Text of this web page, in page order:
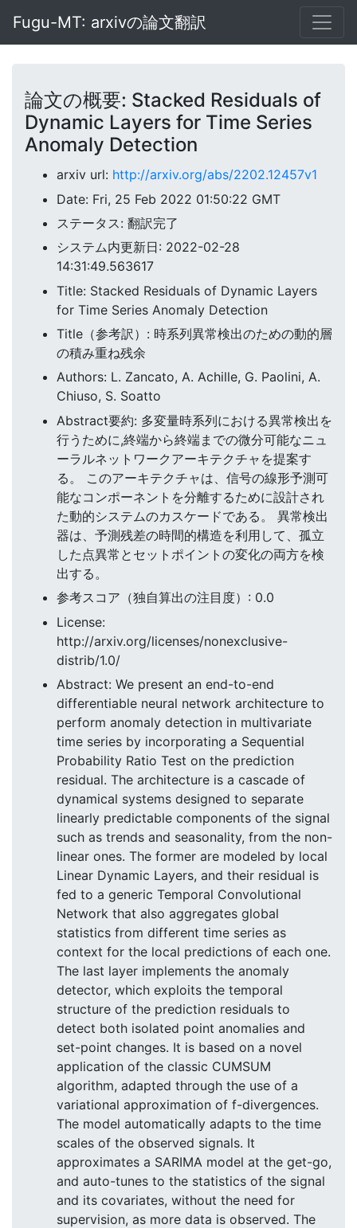
Fugu-MT: arxivの論文翻訳
論文の概要: Stacked Residuals of
Dynamic Layers for Time Series
Anomaly Detection
arxiv url: http://arxiv.org/abs/2202.12457v1
Date: Fri, 25 Feb 2022 01:50:22 GMT
ステータス: 翻訳完了
システム内更新日: 2022-02-28
14:31:49.563617
Title: Stacked Residuals of Dynamic Layers
for Time Series Anomaly Detection
Title（参考訳）: 時系列異常検出のための動的層
の積み重ね残余
Authors: L. Zancato, A. Achille, G. Paolini, A.
Chiuso, S. Soatto
Abstract要約: 多変量時系列における異常検出を
行うために,終端から終端までの微分可能なニュ
ーラルネットワークアーキテクチャを提案す
る。 このアーキテクチャは、信号の線形予測可
能なコンポーネントを分離するために設計され
た動的システムのカスケードである。 異常検出
器は、予測残差の時間的構造を利用して、孤立
した点異常とセットポイントの変化の両方を検
出する。
参考スコア（独自算出の注目度）: 0.0
License:
http://arxiv.org/licenses/nonexclusive-
distrib/1.0/
Abstract: We present an end-to-end
differentiable neural network architecture to
perform anomaly detection in multivariate
time series by incorporating a Sequential
Probability Ratio Test on the prediction
residual. The architecture is a cascade of
dynamical systems designed to separate
linearly predictable components of the signal
such as trends and seasonality, from the non-
linear ones. The former are modeled by local
Linear Dynamic Layers, and their residual is
fed to a generic Temporal Convolutional
Network that also aggregates global
statistics from different time series as
context for the local predictions of each one.
The last layer implements the anomaly
detector, which exploits the temporal
structure of the prediction residuals to
detect both isolated point anomalies and
set-point changes. It is based on a novel
application of the classic CUMSUM
algorithm, adapted through the use of a
variational approximation of f-divergences.
The model automatically adapts to the time
scales of the observed signals. It
approximates a SARIMA model at the get-go,
and auto-tunes to the statistics of the signal
and its covariates, without the need for
supervision, as more data is observed. The